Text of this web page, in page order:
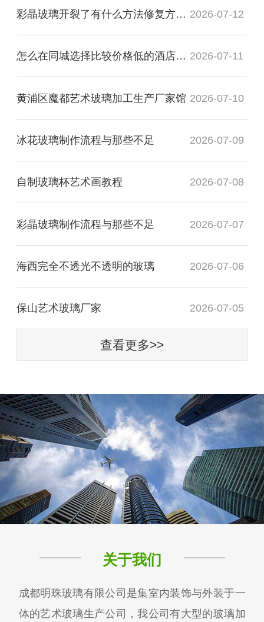
彩晶玻璃开裂了有什么方法修复方法？ 2026-07-12
怎么在同城选择比较价格低的酒店装饰玻璃厂家 2026-07-11
黄浦区魔都艺术玻璃加工生产厂家馆 2026-07-10
冰花玻璃制作流程与那些不足 2026-07-09
自制玻璃杯艺术画教程 2026-07-08
彩晶玻璃制作流程与那些不足 2026-07-07
海西完全不透光不透明的玻璃 2026-07-06
保山艺术玻璃厂家 2026-07-05
查看更多>>
关于我们
成都明珠玻璃有限公司是集室内装饰与外装于一
体的艺术玻璃生产公司，我公司有大型的玻璃加